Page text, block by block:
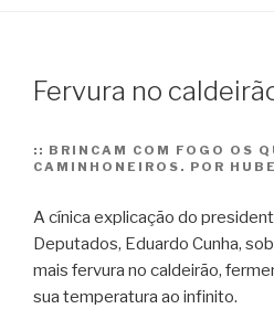
Fervura no
:: BRINCAM COM FOGO OS
CAMINHONEIROS. POR
A cínica explicação do
Deputados, Eduardo Cunha,
mais fervura no caldeirão,
sua temperatura ao infinito.